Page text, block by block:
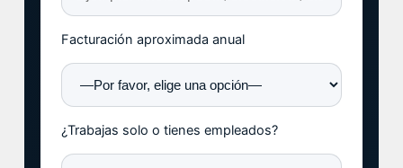
Facturación aproximada anual
¿Trabajas solo o tienes empleados?